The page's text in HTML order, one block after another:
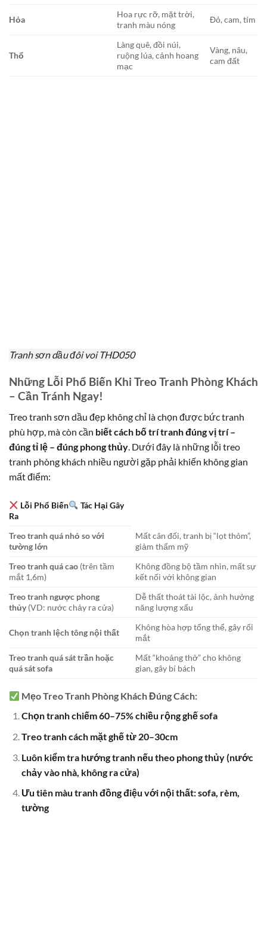
Hỏa
Hoa rực rỡ, mặt trời,
tranh màu nóng
Đỏ, cam, tím
Thổ
Làng quê, đồi núi,
ruộng lúa, cảnh hoang
mạc
Vàng, nâu,
cam đất
Tranh sơn dầu đôi voi THD050
Những Lỗi Phổ Biến Khi Treo Tranh Phòng Khách
– Cần Tránh Ngay!
Treo tranh sơn dầu đẹp không chỉ là chọn được bức tranh
phù hợp, mà còn cần biết cách bố trí tranh đúng vị trí –
đúng tỉ lệ – đúng phong thủy . Dưới đây là những lỗi treo
tranh phòng khách nhiều người gặp phải khiến không gian
mất điểm:
Lỗi Phổ Biến
Tác Hại Gây
Ra
Treo tranh quá nhỏ so với
tường lớn
Mất cân đối, tranh bị “lọt thỏm”,
giảm thẩm mỹ
Treo tranh quá cao (trên tầm
mắt 1,6m)
Không đồng bộ tầm nhìn, mất sự
kết nối với không gian
Treo tranh ngược phong
thủy (VD: nước chảy ra cửa)
Dễ thất thoát tài lộc, ảnh hưởng
năng lượng xấu
Chọn tranh lệch tông nội thất
Không hòa hợp tổng thể, gây rối
mắt
Treo tranh quá sát trần hoặc
quá sát sofa
Mất “khoảng thở” cho không
gian, gây bí bách
Mẹo Treo Tranh Phòng Khách Đúng Cách:
Chọn tranh chiếm 60–75% chiều rộng ghế sofa
Treo tranh cách mặt ghế từ 20–30cm
Luôn kiểm tra hướng tranh nếu theo phong thủy (nước
chảy vào nhà, không ra cửa)
Ưu tiên màu tranh đồng điệu với nội thất: sofa, rèm,
tường